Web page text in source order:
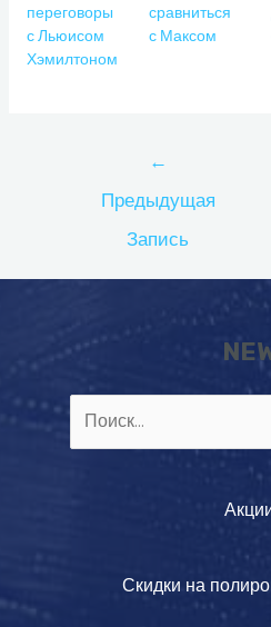
переговоры
с Льюисом
Хэмилтоном
сравниться
с Максом
записям
←
Предыдущая
Запись
Скидки на